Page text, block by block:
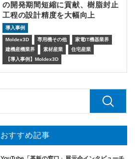
の開発期間短縮に貢献、樹脂封止
工程の設計精度を大幅向上
導入事例
Moldex3D 専用機その他
家電IT機器業界
建機産機業界
素材産業
住宅産業
【導入事例】Moldex3D
おすすめ記事